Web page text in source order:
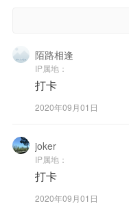
陌路相逢
IP属地：
打卡
2020年09月01日
joker
IP属地：
打卡
2020年09月01日